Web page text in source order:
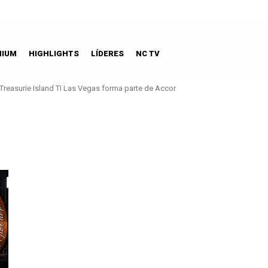
HIGHLIGHTS LÍDERES NC TV
Treasurie Island TI Las Vegas forma parte de Accor